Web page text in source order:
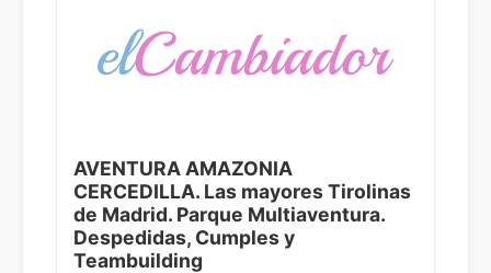
AVENTURA AMAZONIA
CERCEDILLA. Las mayores Tirolinas
de Madrid. Parque Multiaventura.
Despedidas, Cumples y
Teambuilding